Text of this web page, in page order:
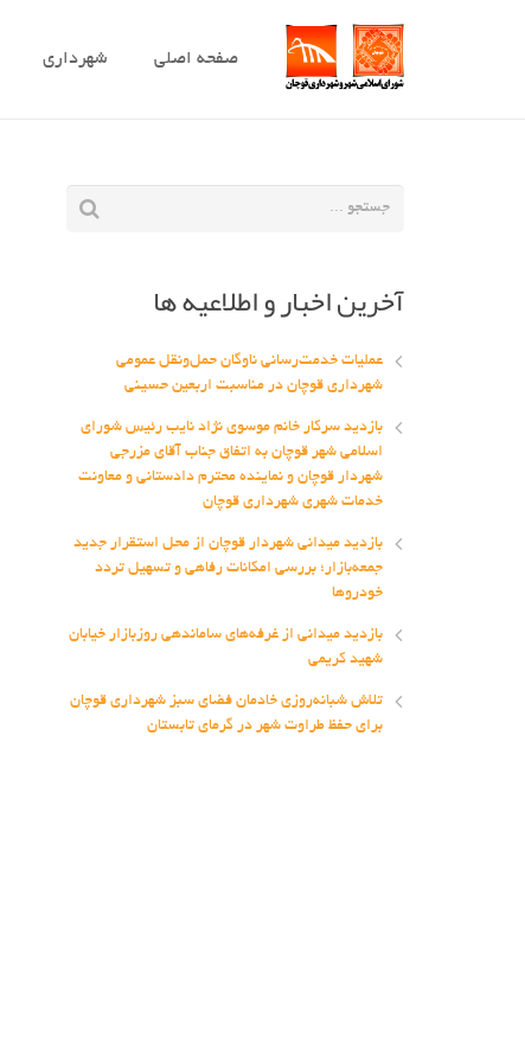
صفحه اصلی شهرداری
آخرین اخبار و اطلاعیه ها
عملیات خدمت‌رسانی ناوگان حمل‌ونقل عمومی
شهرداری قوچان در مناسبت اربعین حسینی
بازدید سرکار خانم موسوی نژاد نایب رئیس شورای
اسلامی شهر قوچان به اتفاق جناب آقای مزرجی
شهردار قوچان و نماینده محترم دادستانی و معاونت
خدمات شهری شهرداری قوچان
بازدید میدانی شهردار قوچان از محل استقرار جدید
جمعه‌بازار؛ بررسی امکانات رفاهی و تسهیل تردد
خودروها
بازدید میدانی از غرفه‌های ساماندهی روزبازار خیابان
شهید کریمی
تلاش شبانه‌روزی خادمان فضای سبز شهرداری قوچان
برای حفظ طراوت شهر در گرمای تابستان